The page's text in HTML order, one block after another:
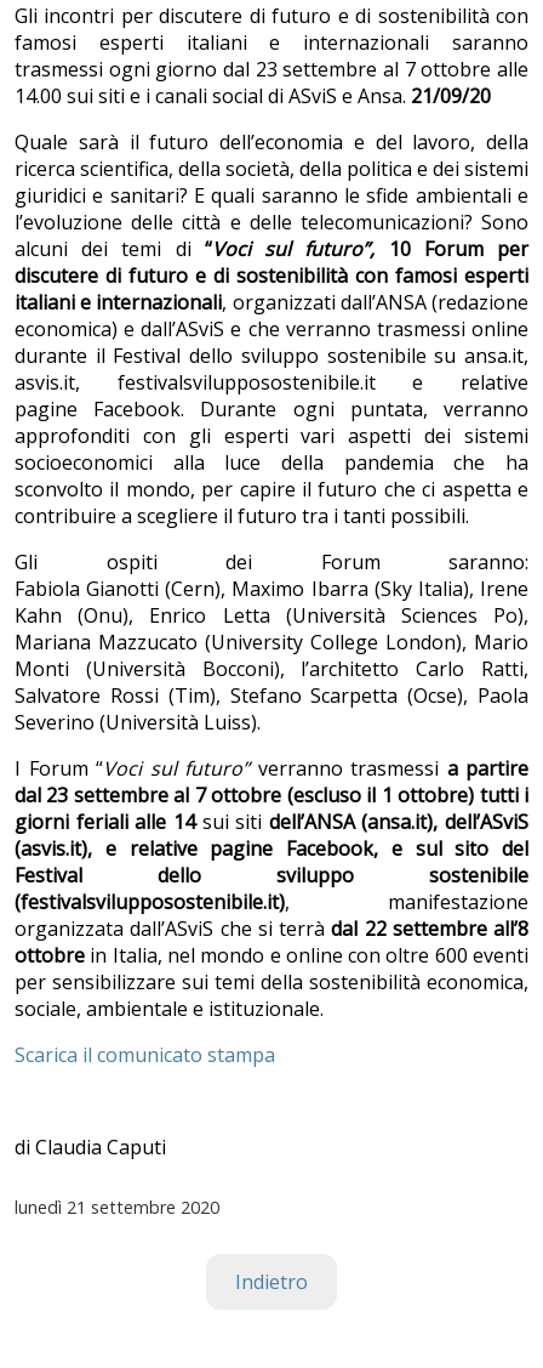
Gli incontri per discutere di futuro e di sostenibilità con
famosi esperti italiani e internazionali saranno
trasmessi ogni giorno dal 23 settembre al 7 ottobre alle
14.00 sui siti e i canali social di ASviS e Ansa. 21/09/20
Quale sarà il futuro dell’economia e del lavoro, della
ricerca scientifica, della società, della politica e dei sistemi
giuridici e sanitari? E quali saranno le sfide ambientali e
l’evoluzione delle città e delle telecomunicazioni? Sono
alcuni dei temi di “Voci sul futuro”, 10 Forum per
discutere di futuro e di sostenibilità con famosi esperti
italiani e internazionali, organizzati dall’ANSA (redazione
economica) e dall’ASviS e che verranno trasmessi online
durante il Festival dello sviluppo sostenibile su ansa.it,
asvis.it, festivalsvilupposostenibile.it e relative
pagine Facebook. Durante ogni puntata, verranno
approfonditi con gli esperti vari aspetti dei sistemi
socioeconomici alla luce della pandemia che ha
sconvolto il mondo, per capire il futuro che ci aspetta e
contribuire a scegliere il futuro tra i tanti possibili.
Gli ospiti dei Forum saranno:
Fabiola Gianotti (Cern), Maximo Ibarra (Sky Italia), Irene
Kahn (Onu), Enrico Letta (Università Sciences Po),
Mariana Mazzucato (University College London), Mario
Monti (Università Bocconi), l’architetto Carlo Ratti,
Salvatore Rossi (Tim), Stefano Scarpetta (Ocse), Paola
Severino (Università Luiss).
I Forum “Voci sul futuro”verranno trasmessi a partire
dal 23 settembre al 7 ottobre (escluso il 1 ottobre) tutti i
giorni feriali alle 14sui siti dell’ANSA (ansa.it), dell’ASviS
(asvis.it), e relative pagine Facebook, e sul sito del
Festival dello sviluppo sostenibile
(festivalsvilupposostenibile.it), manifestazione
organizzata dall’ASviS che si terràdal 22 settembre all’8
ottobre in Italia, nel mondo e online con oltre 600 eventi
per sensibilizzare sui temi della sostenibilità economica,
sociale, ambientale e istituzionale.
Scarica il comunicato stampa
di Claudia Caputi
lunedì 21 settembre 2020
Indietro